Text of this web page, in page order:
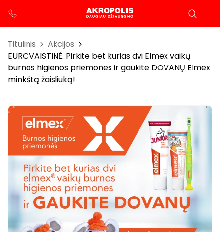
Titulinis
Akcijos
EUROVAISTINĖ. Pirkite bet kurias dvi Elmex vaikų
burnos higienos priemones ir gaukite DOVANŲ Elmex
minkštą žaisliuką!